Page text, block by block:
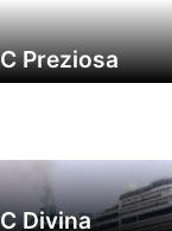
Preziosa
Divina